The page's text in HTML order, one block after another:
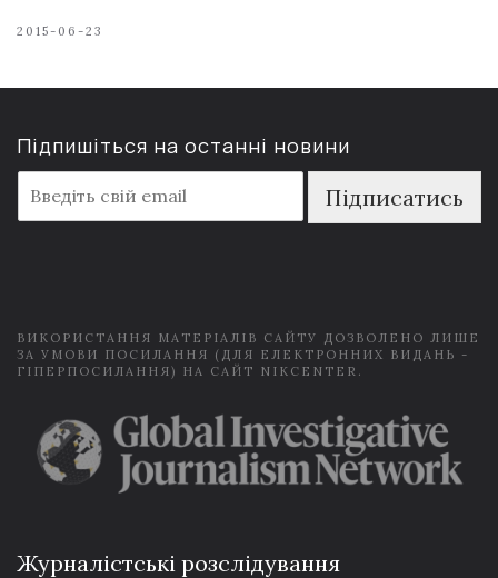
2015-06-23
Підпишіться на останні новини
m
a
Підписатись
ВИКОРИСТАННЯ МАТЕРІАЛІВ САЙТУ ДОЗВОЛЕНО ЛИШЕ
ЗА УМОВИ ПОСИЛАННЯ (ДЛЯ ЕЛЕКТРОННИХ ВИДАНЬ -
ГІПЕРПОСИЛАННЯ) НА САЙТ NIKCENTER.
Журналістські розслідування